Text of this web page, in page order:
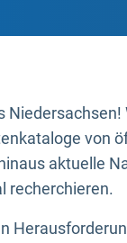
von
aktuelle
recherchieren.